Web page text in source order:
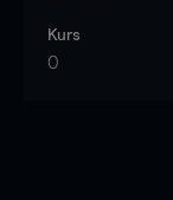
Kurs
0